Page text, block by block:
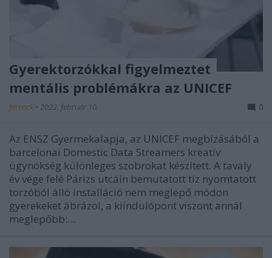
Gyerektorzókkal figyelmeztet
mentális problémákra az UNICEF
ferenck • 2022. február 10. 0
Az ENSZ Gyermekalapja, az UNICEF megbízásából a
barcelonai Domestic Data Streamers kreatív
ügynökség különleges szobrokat készített. A tavaly
év vége felé Párizs utcáin bemutatott tíz nyomtatott
torzóból álló installáció nem meglepő módon
gyerekeket ábrázol, a kiindulópont viszont annál
meglepőbb:…